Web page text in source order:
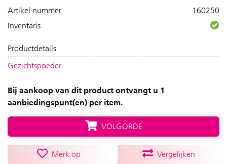
Artikel nummer.
160250
Inventaris
Productdetails
Gezichtspoeder
Bij aankoop van dit product ontvangt u 1
aanbiedingspunt(en) per item.
VOLGORDE
Merk op Vergelijken